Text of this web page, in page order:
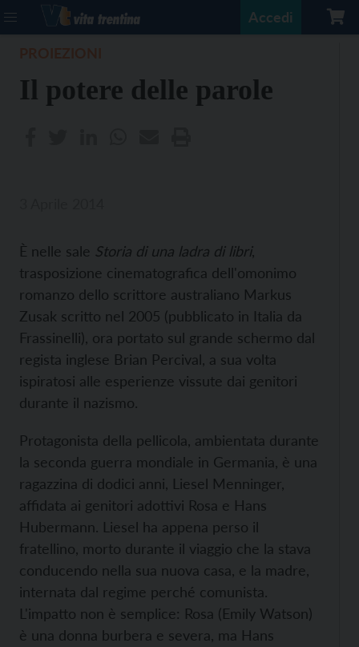
Accedi
Il potere delle parole
È nelle sale Storia di una ladra di libri,
trasposizione cinematografica dell'omonimo
romanzo dello scrittore australiano Markus
Zusak scritto nel 2005 (pubblicato in Italia da
Frassinelli), ora portato sul grande schermo dal
regista inglese Brian Percival, a sua volta
ispiratosi alle esperienze vissute dai genitori
durante il nazismo.
Protagonista della pellicola, ambientata durante
la seconda guerra mondiale in Germania, è una
ragazzina di dodici anni, Liesel Menninger,
affidata ai genitori adottivi Rosa e Hans
Hubermann. Liesel ha appena perso il
fratellino, morto durante il viaggio che la stava
conducendo nella sua nuova casa, e la madre,
internata dal regime perché comunista.
L'impatto non è semplice: Rosa (Emily Watson)
è una donna burbera e severa, ma Hans